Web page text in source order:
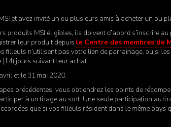
et avez invité un ou plusieurs amis à acheter un ou
produits MSI éligibles, ils doivent d’abord s’inscrire
leur produit depuis le Centre des membres de
filleuls n’utilisent pas votre lien de parrainage, ou si
jours suivant leur achat.
et le 31 mai 2020.
précédentes, vous obtiendrez les points de
à un tirage au sort. Une seule participation au
que si vos filleuls résident dans le même pays